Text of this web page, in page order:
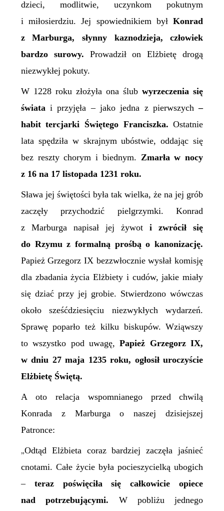
dzieci, modlitwie, uczynkom pokutnym
i miłosierdziu. Jej spowiednikiem byłKonrad
z Marburga, słynny kaznodzieja, człowiek
bardzo surowy. Prowadził on Elżbietę drogą
niezwykłej pokuty.
W 1228 roku złożyła ona ślubwyrzeczenia się
światai przyjęła – jako jedna z pierwszych–
habit tercjarki Świętego Franciszka. Ostatnie
lata spędziła w skrajnym ubóstwie, oddając się
bez reszty chorym i biednym. Zmarła w nocy
z 16 na 17 listopada 1231 roku.
Sława jej świętości była tak wielka, że na jej grób
zaczęły przychodzić pielgrzymki.Konrad
z Marburga napisał jej żywot i zwrócił się
do Rzymu z formalną prośbą o kanonizację.
Papież Grzegorz IX bezzwłocznie wysłał komisję
dla zbadania życia Elżbiety i cudów, jakie miały
się dziać przy jej grobie. Stwierdzono wówczas
około sześćdziesięciu niezwykłych wydarzeń.
Sprawę poparło też kilku biskupów. Wziąwszy
to wszystko pod uwagę,Papież Grzegorz IX,
w dniu 27 maja 1235 roku, ogłosił uroczyście
Elżbietę Świętą.
A oto relacja wspomnianego przed chwilą
Konrada z Marburga o naszej dzisiejszej
Patronce:
„Odtąd Elżbieta coraz bardziej zaczęła jaśnieć
cnotami. Całe życie była pocieszycielką ubogich
– teraz poświęciła się całkowicie opiece
nad potrzebującymi. W pobliżu jednego